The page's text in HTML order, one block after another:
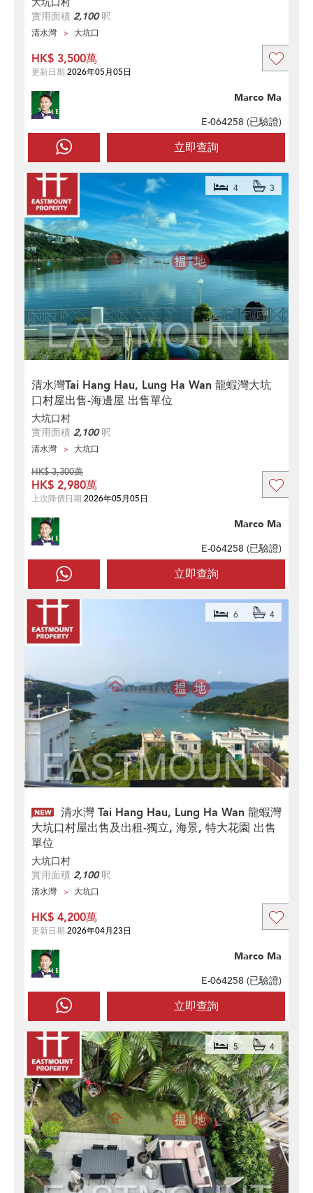
實用面積 2,100呎
清水灣 大坑口
立即查詢
Marco Ma
E-064258 (已驗證)
HK$ 3,500萬
更新日期 2026年05月05日
清水灣Tai Hang Hau, Lung Ha Wan 龍蝦灣大坑
口村屋出售-海邊屋 出售單位
4 3
大坑口村
實用面積 2,100呎
清水灣 大坑口
立即查詢
Marco Ma
E-064258 (已驗證)
HK$ 3,300萬
HK$ 2,980萬
上次降價日期 2026年05月05日
清水灣 Tai Hang Hau, Lung Ha Wan 龍蝦灣
大坑口村屋出售及出租-獨立, 海景, 特大花園 出售
單位
6 4
大坑口村
實用面積 2,100呎
清水灣 大坑口
立即查詢
Marco Ma
E-064258 (已驗證)
HK$ 4,200萬
更新日期 2026年04月23日
5 4